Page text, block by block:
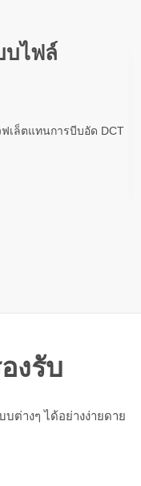
บไฟล์
เล็ตแทนการบีบอัด DCT
งรับ
ต่างๆ ได้อย่างง่ายดาย